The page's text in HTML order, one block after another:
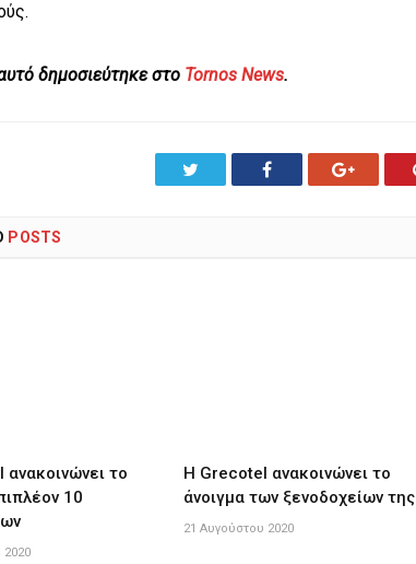
δημοσιεύτηκε στο Tornos News.
Facebook Google+
POSTS
το
10
2020
Η Grecotel ανακοινώνει το
άνοιγμα των ξενοδοχείων της
21 Αυγούστου 2020